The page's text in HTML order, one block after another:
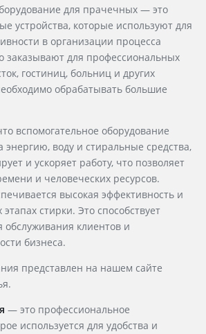
для прачечных — это
устройства, которые используют для
в организации процесса
заказывают для профессиональных
гостиниц, больниц и других
обрабатывать большие
вспомогательное оборудование
энергию, воду и стиральные средства,
и ускоряет работу, что позволяет
и человеческих ресурсов.
высокая эффективность и
стирки. Это способствует
клиентов и
бизнеса.
представлен на нашем сайте
— это профессиональное
используется для удобства и